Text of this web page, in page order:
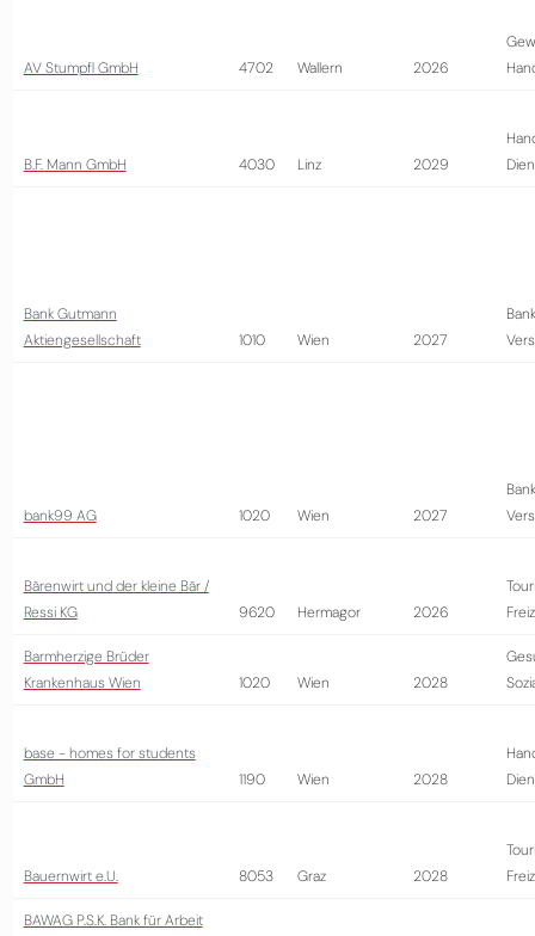
AV Stumpfl GmbH 4702 Wallern 2026
B.F. Mann GmbH 4030 Linz 2029
Bank Gutmann
Aktiengesellschaft
1010 Wien 2027
bank99 AG 1020 Wien 2027
Bärenwirt und der kleine Bär /
Ressi KG
9620 Hermagor 2026
Barmherzige Brüder
Krankenhaus Wien
1020 Wien 2028
base - homes for students
GmbH
1190 Wien 2028
Bauernwirt e.U. 8053 Graz 2028
BAWAG P.S.K. Bank für Arbeit